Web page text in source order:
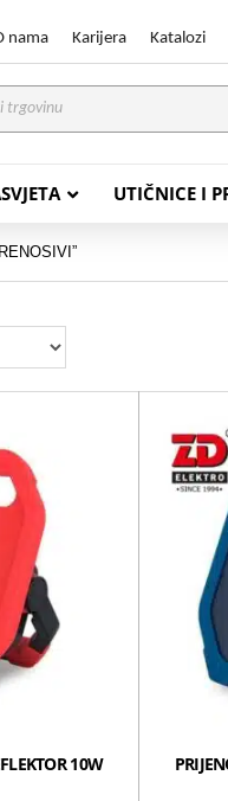
nama Karijera Katalozi
UTIČNICE I
PP/
PP/
10W